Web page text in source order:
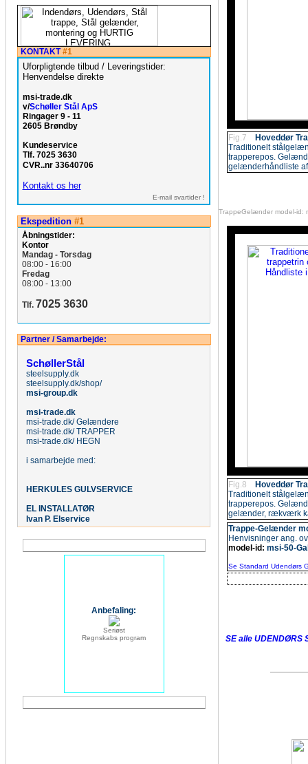
KONTAKT#1
Uforpligtende tilbud / Leveringstider:
Henvendelse direkte
msi-trade.dk
v/Schøller Stål ApS
Ringager 9 - 11
2605 Brøndby
Kundeservice
Tlf. 7025 3630
CVR..nr 33640706
Kontakt os her
E-mail svartider !
Ekspedition#1
Åbningstider:
Kontor
Mandag - Torsdag
08:00 - 16:00
Fredag
08:00 - 13:00
Tlf. 7025 3630
Partner / Samarbejde:
SchøllerStål
steelsupply.dk
steelsupply.dk/shop/
msi-group.dk
msi-trade.dk
msi-trade.dk/ Gelændere
msi-trade.dk/ TRAPPER
msi-trade.dk/ HEGN
i samarbejde med:
HERKULESGULVSERVICE
EL
INSTALLATØR
Ivan P. Elservice
Anbefaling:
Seriøst
Regnskabs program
Fig.7
Hoveddør
Traditionelt
trapperepos.
gelænderhåndliste
TrappeGelænder model-id:
Fig.8
Hoveddør
Traditionelt
trapperepos.
gelænder, rækværk
Trappe-Gelænder
Henvisninger ang.
model-id: msi-50-
Se Standard Udendørs
SE alle UDENDØRS